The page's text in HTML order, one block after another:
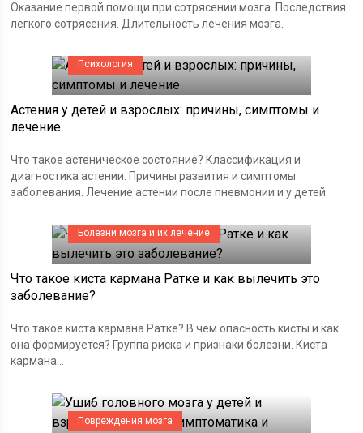
Оказание первой помощи при сотрясении мозга. Последствия
легкого сотрясения. Длительность лечения мозга.
Психология
Астения у детей и взрослых: причины, симптомы и
лечение
Что такое астеническое состояние? Классификация и
диагностика астении. Причины развития и симптомы
заболевания. Лечение астении после пневмонии и у детей.
Болезни мозга и их лечение
Что такое киста кармана Ратке и как вылечить это
заболевание?
Что такое киста кармана Ратке? В чем опасность кисты и как
она формируется? Группа риска и признаки болезни. Киста
кармана...
Повреждения мозга